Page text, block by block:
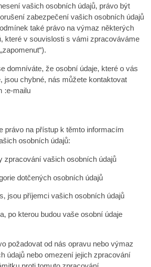
vašich osobních údajů, právo být
zabezpečení vašich osobních údajů
také právo na výmaz některých
které v souvislosti s vámi zpracováváme
domníváte, že osobní údaje, které o vás
jsou chybné, nás můžete kontaktovat
:e-mailu
právo na přístup k těmto informacím
osobních údajů:
zpracování vašich osobních údajů
dotčených osobních údajů
jsou příjemci vašich osobních údajů
po kterou budou vaše osobní údaje
požadovat od nás opravu nebo výmaz
údajů nebo omezení jejich zpracování